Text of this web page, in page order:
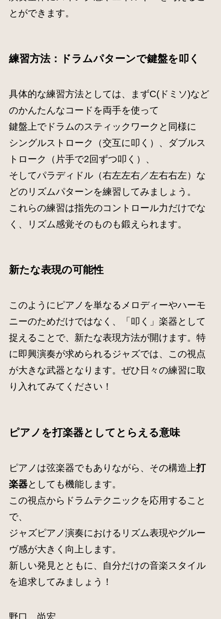
とができます。
練習方法：ドラムパターンで鍵盤を叩く
具体的な練習方法としては、まずC(ドミソ)など
のかんたんなコードを両手を使って
鍵盤上でドラムのスティックワークと同様に
シングルストローク（交互に叩く）、ダブルス
トローク（片手で2回ずつ叩く）、
そしてパラディドル（右左左右／左右右左）な
どのリズムパターンを練習してみましょう。
これらの練習は指先のコントロール力だけでな
く、リズム感覚そのものも鍛えられます。
新たな表現の可能性
このようにピアノを単なるメロディーやハーモ
ニーのためだけではなく、「叩く」楽器として
捉えることで、新たな表現方法が開けます。特
に即興演奏が求められるジャズでは、この視点
が大きな武器となります。ぜひ日々の練習に取
り入れてみてください！
ピアノを打楽器としてとらえる意味
ピアノは弦楽器でもありながら、その構造上打
楽器としても機能します。
この視点からドラムテクニックを応用すること
で、
ジャズピアノ演奏におけるリズム表現やグルー
ヴ感が大きく向上します。
新しい発見とともに、自分だけの音楽スタイル
を追求してみましょう！
野口 尚宏